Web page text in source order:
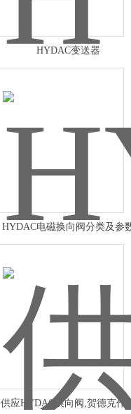
HYDAC变送器
HYDAC电磁换向阀分类及参
供应HYDAC换向阀,贺德克作